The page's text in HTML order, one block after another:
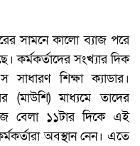
সামনে কালো ব্যাজ পরে
কর্মকর্তাদের সংখ্যার দিক
শিক্ষা ক্যাডার।
(মাউশি) মাধ্যমে তাদের
বেলা ১১টার দিকে এই
অবস্থান নেন। এতে